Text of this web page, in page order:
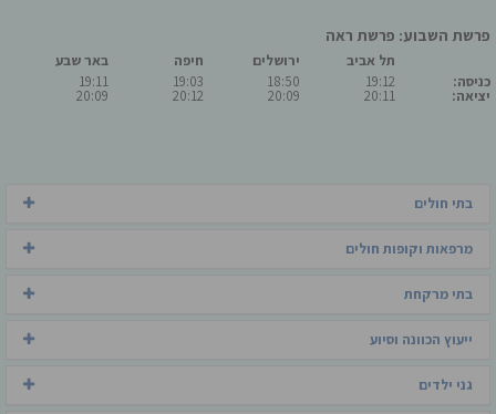
פרשת השבוע: פרשת ראה
כניסה:
יציאה:
תל אביב
19:12
20:11
ירושלים
18:50
20:09
חיפה
19:03
20:12
באר שבע
19:11
20:09
בתי חולים
מרפאות וקופות חולים
בתי מרקחת
ייעוץ הכוונה וסיוע
גני ילדים